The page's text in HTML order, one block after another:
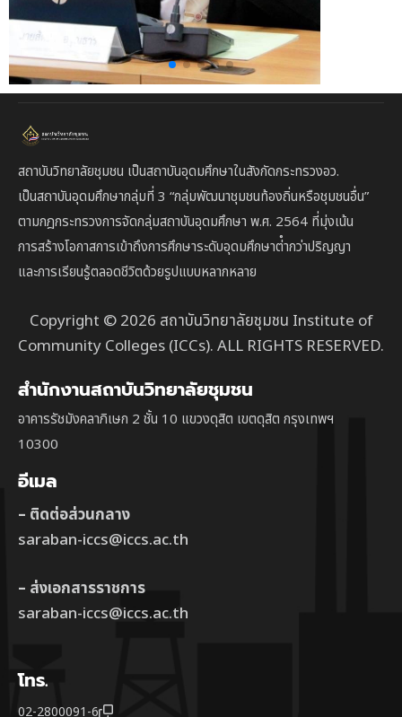
สถาบันวิทยาลัยชุมชน เป็นสถาบันอุดมศึกษาในสังกัดกระทรวงอว.
เป็นสถาบันอุดมศึกษากลุ่มที่ 3 “กลุ่มพัฒนาชุมชนท้องถิ่นหรือชุมชนอื่น”
ตามกฎกระทรวงการจัดกลุ่มสถาบันอุดมศึกษา พ.ศ. 2564 ที่มุ่งเน้น
การสร้างโอกาสการเข้าถึงการศึกษาระดับอุดมศึกษาต่ํากว่าปริญญา
และการเรียนรู้ตลอดชีวิตด้วยรูปแบบหลากหลาย
Copyright © 2026 สถาบันวิทยาลัยชุมชน Institute of
Community Colleges (ICCs). ALL RIGHTS RESERVED.
สำนักงานสถาบันวิทยาลัยชุมชน
อาคารรัชมังคลาภิเษก 2 ชั้น 10 แขวงดุสิต เขตดุสิต กรุงเทพฯ
10300
อีเมล
– ติดต่อส่วนกลาง
saraban-iccs@iccs.ac.th
– ส่งเอกสารราชการ
saraban-iccs@iccs.ac.th
โทร.
02-2800091-6